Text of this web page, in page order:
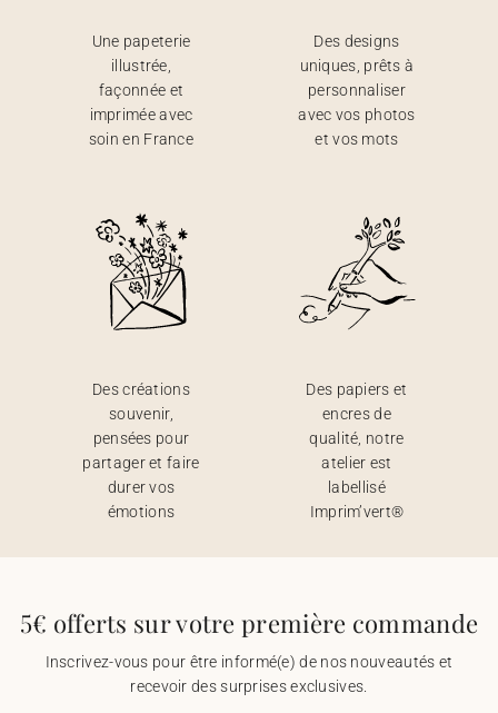
Une papeterie
illustrée,
façonnée et
imprimée avec
soin en France
Des designs
uniques, prêts à
personnaliser
avec vos photos
et vos mots
Des créations
souvenir,
pensées pour
partager et faire
durer vos
émotions
Des papiers et
encres de
qualité, notre
atelier est
labellisé
Imprim’vert®
5€ offerts sur votre première commande
Inscrivez-vous pour être informé(e) de nos nouveautés et
recevoir des surprises exclusives.